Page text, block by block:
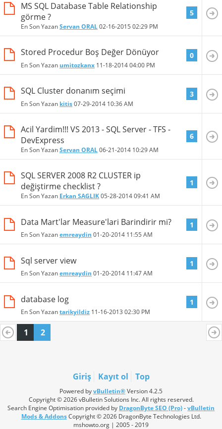
MS SQL Database Table Relationship
görme ?
En Son YazanServan ORAL02-16-2015 02:29 PM
5
Stored Procedur Boş Değer Dönüyor
En Son Yazan umitozkanx 11-18-201404:00 PM
0
SQL Cluster donanım seçimi
En Son Yazan kitis07-29-2014 10:36 AM
3
Acil Yardim!!! VS 2013 - SQL Server - TFS -
DevExpress
En Son YazanServan ORAL06-21-2014 10:29 AM
6
SQL SERVER 2008 R2 CLUSTER ip
değiştirme checklist ?
En Son Yazan Erkan SAGLIK05-28-201409:41 AM
1
Data Mart'lar Measure'lari Barindirir mi?
En Son Yazanemreaydin 01-20-2014 11:55 AM
1
Sql server view
En Son Yazanemreaydin 01-20-2014 11:47 AM
1
database log
En Son Yazantarikyildiz 11-16-2013 02:30 PM
1
1 2
Giriş Kayıt ol Top
Powered byvBulletin®Version 4.2.5
Copyright © 2026 vBulletin Solutions Inc. All rights reserved.
Search Engine Optimisation provided by DragonByte SEO (Pro)-vBulletin
Mods & AddonsCopyright © 2026 DragonByte Technologies Ltd.
mshowto.org | 2005 - 2019